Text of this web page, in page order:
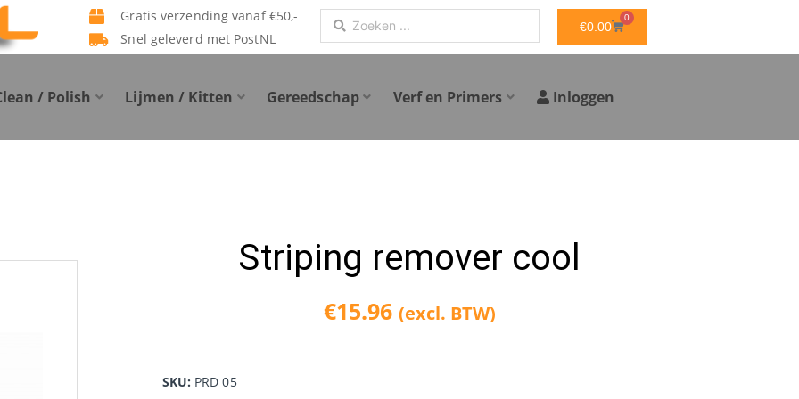
Gratis verzending vanaf €50,-
Snel geleverd met PostNL
Search
...
€0.00
0
WINKELWAGEN
/ Polish Lijmen / Kitten Gereedschap Verf en Primers Inloggen
Striping remover cool
€15.96 (excl. BTW)
SKU: PRD 05